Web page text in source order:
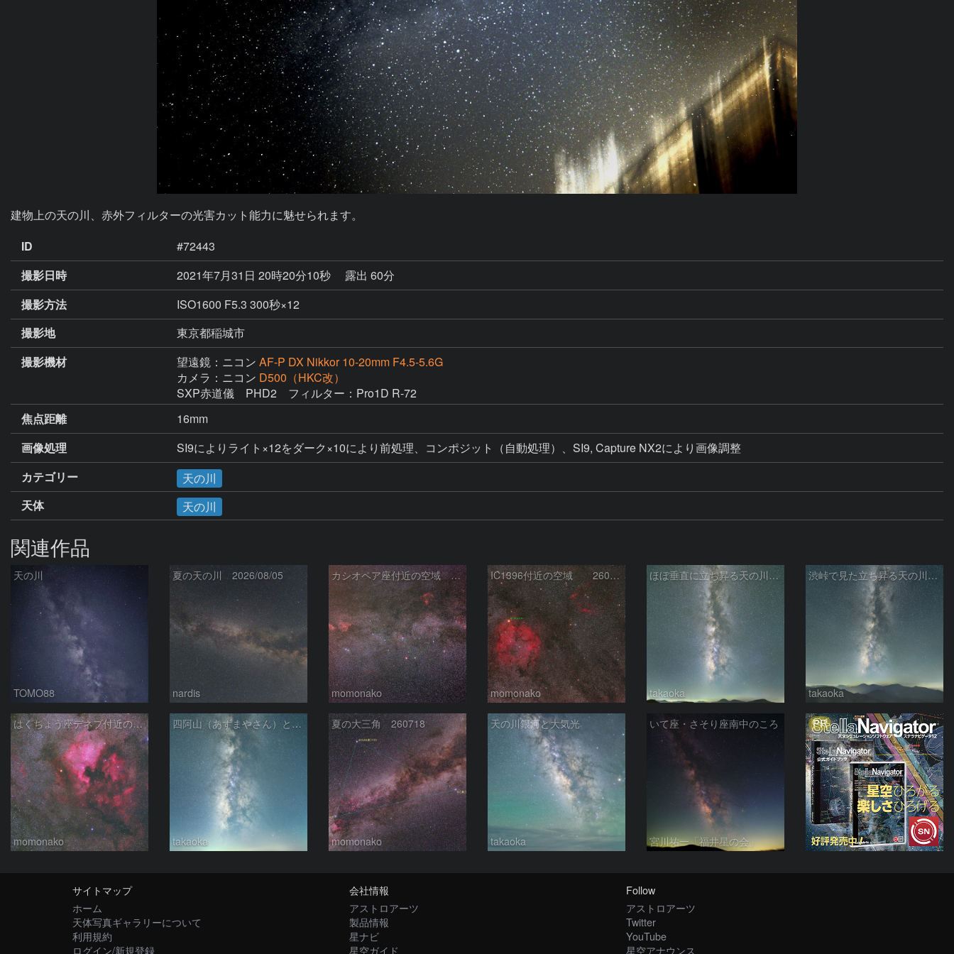
建物上の天の川、赤外フィルターの光害カット能力に魅せられます。
ID
#72443
撮影日時
2021年7月31日 20時20分10秒
露出 60分
撮影方法
ISO1600 F5.3 300秒×12
撮影地
東京都稲城市
撮影機材
望遠鏡：ニコン AF-P DX Nikkor 10-20mm F4.5-5.6G
カメラ：ニコン D500（HKC改）
SXP赤道儀　PHD2　フィルター：Pro1D R-72
焦点距離
16mm
画像処理
SI9によりライト×12をダーク×10により前処理、コンポジット（自動処理）、SI9, Capture NX2により画像調整
カテゴリー
天の川
天体
天の川
関連作品
天の川
TOMO88
夏の天の川 2026/08/05
nardis
カシオペア座付近の空域 260720
momonako
IC1396付近の空域 260720
momonako
ほぼ垂直に立ち昇る天の川銀河
takaoka
渋峠で見た立ち昇る天の川銀河
takaoka
はくちょう座デネブ付近の空域 260720
momonako
四阿山（あずまやさん）と立ち昇る夏の銀河
takaoka
夏の大三角 260718
momonako
天の川銀河と大気光
takaoka
いて座・さそり座南中のころ
宮川祐一「福井星の会」
PR
サイトマップ
ホーム
天体写真ギャラリーについて
利用規約
ログイン/新規登録
会社情報
アストロアーツ
製品情報
星ナビ
星空ガイド
Follow
アストロアーツ
Twitter
YouTube
星空アナウンス